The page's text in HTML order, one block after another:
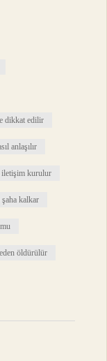
dikkat edilir
anlaşılır
iletişim kurulur
kalkar
öldürülür